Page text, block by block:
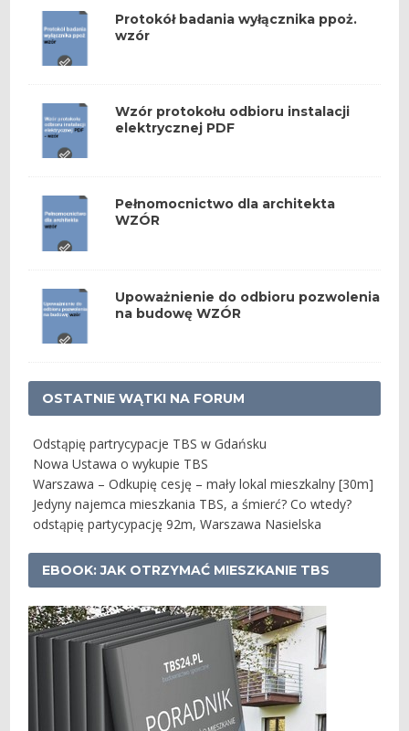
Protokół badania wyłącznika ppoż.
wzór
Wzór protokołu odbioru instalacji
elektrycznej PDF
Pełnomocnictwo dla architekta
WZÓR
Upoważnienie do odbioru pozwolenia
na budowę WZÓR
OSTATNIE WĄTKI NA FORUM
Odstąpię partrycypacje TBS w Gdańsku
Nowa Ustawa o wykupie TBS
Warszawa – Odkupię cesję – mały lokal mieszkalny [30m]
Jedyny najemca mieszkania TBS, a śmierć? Co wtedy?
odstąpię partycypację 92m, Warszawa Nasielska
EBOOK: JAK OTRZYMAĆ MIESZKANIE TBS